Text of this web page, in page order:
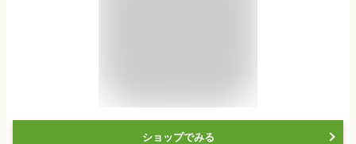
ショップでみる